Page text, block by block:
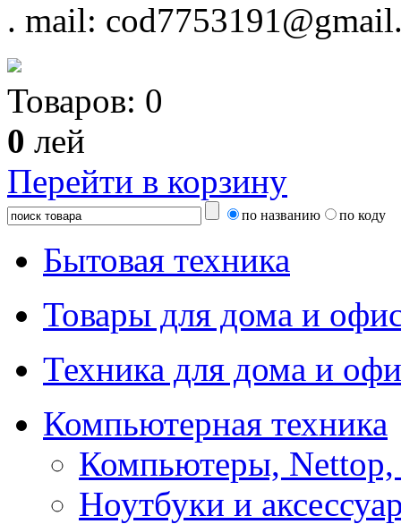
. mail:
Товаров: 0
0 лей
Перейти в корзину
по названию по коду
Бытовая техника
Товары для дома и
Техника для дома и
Компьютерная техника
Компьютеры,
Ноутбуки и